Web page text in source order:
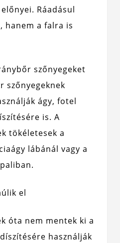
Ráadásul
hanem a falra is
szőnyegeket
szőnyegeknek
ágy, fotel
is. A
tökéletesek a
lábánál vagy a
el
óta nem mentek ki a
használják